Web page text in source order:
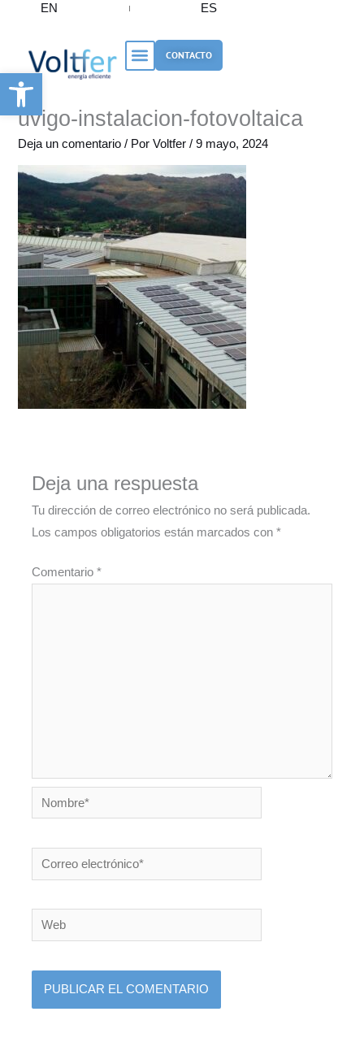
Abrir barra de herramientas
contenido
EN ES
CONTACTO
uvigo-instalacion-fotovoltaica
Deja un comentario / PorVoltfer/9 mayo, 2024
Deja una respuesta
Tu dirección de correo electrónico no será publicada.
Los campos obligatorios están marcados con*
Comentario*
Nombre*
Correo
electrónico*
Web